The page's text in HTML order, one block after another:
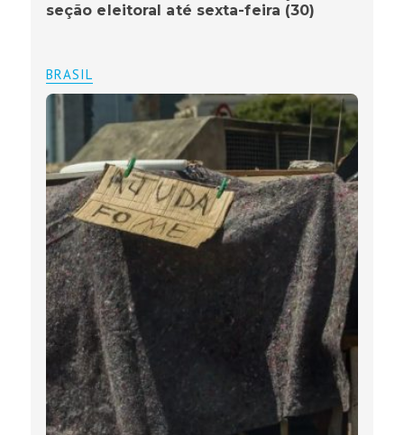
seção eleitoral até sexta-feira (30)
BRASIL